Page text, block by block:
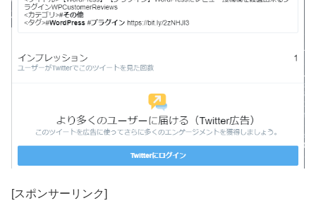
[スポンサーリンク]